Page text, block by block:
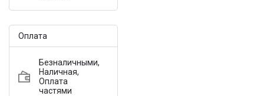
Оплата
Безналичными,
Наличная,
Оплата
частями